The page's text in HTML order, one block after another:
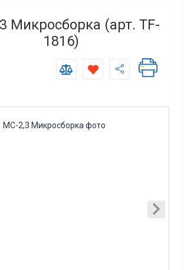
Микросборка (арт. TF-
1816)